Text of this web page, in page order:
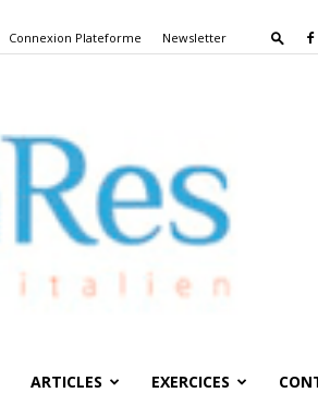
Connexion Plateforme Newsletter
ARTICLES EXERCICES